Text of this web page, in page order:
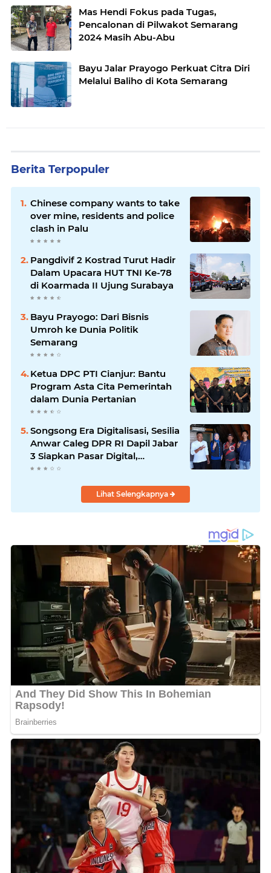
Mas Hendi Fokus pada Tugas,
Pencalonan di Pilwakot Semarang
2024 Masih Abu-Abu
Bayu Jalar Prayogo Perkuat Citra Diri
Melalui Baliho di Kota Semarang
Berita Terpopuler
Chinese company wants to take
over mine, residents and police
clash in Palu
Pangdivif 2 Kostrad Turut Hadir
Dalam Upacara HUT TNI Ke-78
di Koarmada II Ujung Surabaya
Bayu Prayogo: Dari Bisnis
Umroh ke Dunia Politik
Semarang
Ketua DPC PTI Cianjur: Bantu
Program Asta Cita Pemerintah
dalam Dunia Pertanian
Songsong Era Digitalisasi, Sesilia
Anwar Caleg DPR RI Dapil Jabar
3 Siapkan Pasar Digital,
Pemasaran Komoditas Petani
Lihat Selengkapnya